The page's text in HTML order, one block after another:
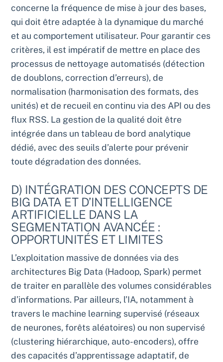
concerne la fréquence de mise à jour des bases,
qui doit être adaptée à la dynamique du marché
et au comportement utilisateur. Pour garantir ces
critères, il est impératif de mettre en place des
processus de nettoyage automatisés (détection
de doublons, correction d’erreurs), de
normalisation (harmonisation des formats, des
unités) et de recueil en continu via des API ou des
flux RSS. La gestion de la qualité doit être
intégrée dans un tableau de bord analytique
dédié, avec des seuils d’alerte pour prévenir
toute dégradation des données.
D) INTÉGRATION DES CONCEPTS DE
BIG DATA ET D’INTELLIGENCE
ARTIFICIELLE DANS LA
SEGMENTATION AVANCÉE :
OPPORTUNITÉS ET LIMITES
L’exploitation massive de données via des
architectures Big Data (Hadoop, Spark) permet
de traiter en parallèle des volumes considérables
d’informations. Par ailleurs, l’IA, notamment à
travers le machine learning supervisé (réseaux
de neurones, forêts aléatoires) ou non supervisé
(clustering hiérarchique, auto-encoders), offre
des capacités d’apprentissage adaptatif, de